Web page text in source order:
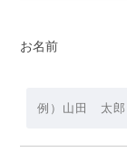
お名前
【資金】